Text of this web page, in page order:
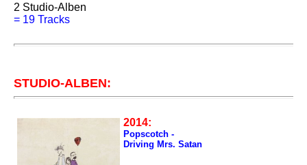
2 Studio-Alben
= 19 Tracks
STUDIO-ALBEN:
2014:
Popscotch -
Driving Mrs. Satan